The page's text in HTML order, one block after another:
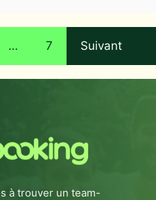
… 7 Suivant
à trouver un team-